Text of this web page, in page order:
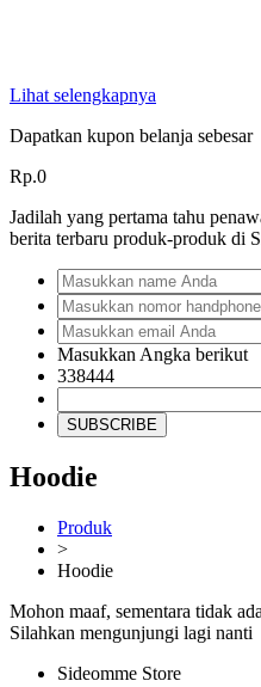
Lihat selengkapnya
Dapatkan kupon belanja sebesar
Rp.0
Jadilah yang pertama tahu
berita terbaru produk-produk di
Masukkan Angka berikut
338444
SUBSCRIBE
Hoodie
Produk
>
Hoodie
Mohon maaf, sementara tidak
Silahkan mengunjungi lagi nanti
Sideomme Store